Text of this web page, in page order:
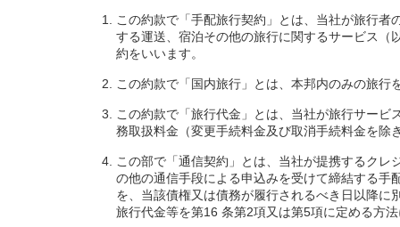
この約款で「手配旅行契約」とは、当社が旅行
する運送、宿泊その他の旅行に関するサービス（
約をいいます。
この約款で「国内旅行」とは、本邦内のみの旅
この約款で「旅行代金」とは、当社が旅行サー
務取扱料金（変更手続料金及び取消手続料金を除
この部で「通信契約」とは、当社が提携するク
の他の通信手段による申込みを受けて締結する手
を、当該債権又は債務が履行されるべき日以降
旅行代金等を第16 条第2項又は第5項に定める方